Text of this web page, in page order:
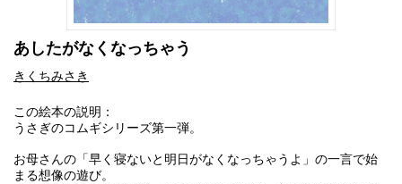
あしたがなくなっちゃう
きくちみさき
この絵本の説明：
うさぎのコムギシリーズ第一弾。
お母さんの「早く寝ないと明日がなくなっちゃうよ」の一言で始
まる想像の遊び。